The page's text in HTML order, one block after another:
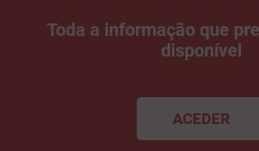
Toda a informação que
disponível
ACEDER